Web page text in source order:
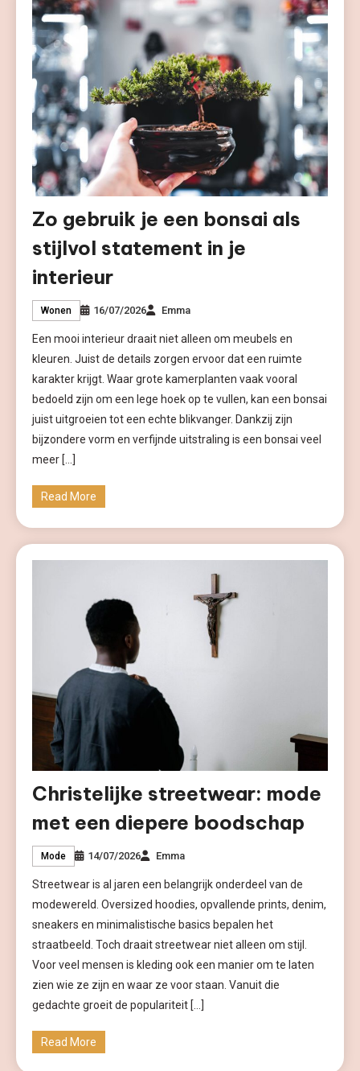
Zo gebruik je een bonsai als
stijlvol statement in je
interieur
Wonen 16/07/2026 Emma
Een mooi interieur draait niet alleen om meubels en
kleuren. Juist de details zorgen ervoor dat een ruimte
karakter krijgt. Waar grote kamerplanten vaak vooral
bedoeld zijn om een lege hoek op te vullen, kan een bonsai
juist uitgroeien tot een echte blikvanger. Dankzij zijn
bijzondere vorm en verfijnde uitstraling is een bonsai veel
meer […]
Read More
Christelijke streetwear: mode
met een diepere boodschap
Mode 14/07/2026 Emma
Streetwear is al jaren een belangrijk onderdeel van de
modewereld. Oversized hoodies, opvallende prints, denim,
sneakers en minimalistische basics bepalen het
straatbeeld. Toch draait streetwear niet alleen om stijl.
Voor veel mensen is kleding ook een manier om te laten
zien wie ze zijn en waar ze voor staan. Vanuit die
gedachte groeit de populariteit […]
Read More